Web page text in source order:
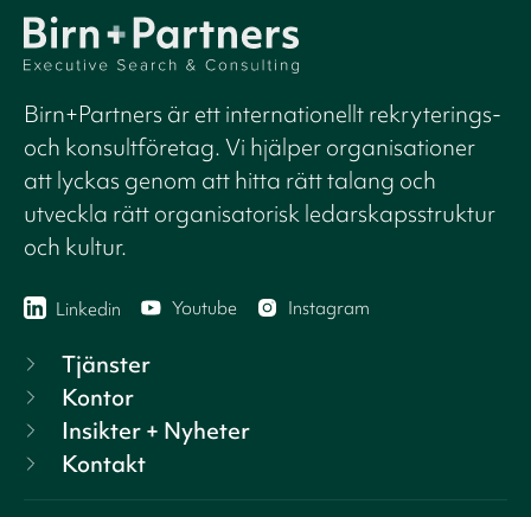
Birn+Partners är ett internationellt rekryterings-
och konsultföretag. Vi hjälper organisationer
att lyckas genom att hitta rätt talang och
utveckla rätt organisatorisk ledarskapsstruktur
och kultur.
Linkedin Youtube Instagram
Tjänster
Kontor
Insikter + Nyheter
Kontakt